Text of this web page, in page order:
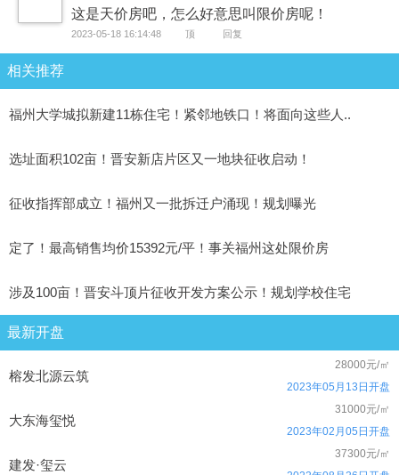
这是天价房吧，怎么好意思叫限价房呢！
2023-05-18 16:14:48 顶 回复
相关推荐
福州大学城拟新建11栋住宅！紧邻地铁口！将面向这些人..
选址面积102亩！晋安新店片区又一地块征收启动！
征收指挥部成立！​福州又一批拆迁户涌现！规划曝光
定了！最高销售均价15392元/平！事关福州这处限价房
涉及100亩！晋安斗顶片征收开发方案公示！规划学校住宅
最新开盘
榕发北源云筑
28000元/㎡
2023年05月13日开盘
大东海玺悦
31000元/㎡
2023年02月05日开盘
建发·玺云
37300元/㎡